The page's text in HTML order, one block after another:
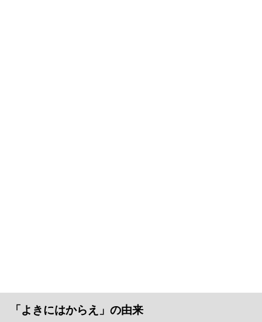
「よきにはからえ」の由来